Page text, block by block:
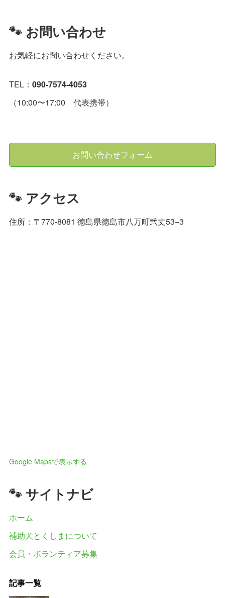
🐾 お問い合わせ
お気軽にお問い合わせください。
TEL：090-7574-4053
（10:00〜17:00 代表携帯）
お問い合わせフォーム
🐾 アクセス
住所：〒770-8081 徳島県徳島市八万町弐丈53−3
Google Mapsで表示する
🐾 サイトナビ
ホーム
補助犬とくしまについて
会員・ボランティア募集
記事一覧